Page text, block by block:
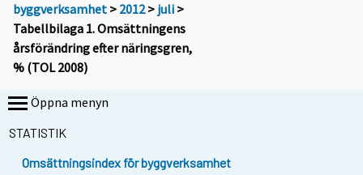
byggverksamhet > 2012> juli >
Tabellbilaga 1. Omsättningens
årsförändring efter näringsgren,
% (TOL 2008)
Öppna menyn
STATISTIK
Omsättningsindex för byggverksamhet